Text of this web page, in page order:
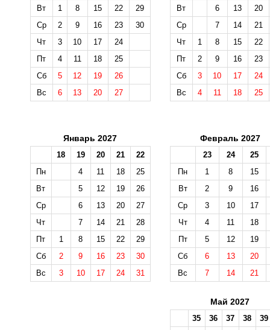
Вт
1 8 15 22
29
Ср
2 9 16 23
30
Чт
3 10 17
24
Пт
4 11 18
25
Сб
5 12 19
26
Вс
6 13 20 27
Вт
6 13
20
Ср
7 14
21
Чт
1 8 15
22
Пт
2 9 16
23
Сб
3 10 17
24
Вс
4 11 18 25
Январь 2027
18 19 20 21
22
Пн
4 11 18
25
Вт
5 12 19
26
Ср
6 13 20
27
Чт
7 14 21
28
Пт
1 8 15 22
29
Сб
2 9 16 23
30
Вс
3 10 17 24 31
Февраль 2027
23 24
25
Пн
1 8
15
Вт
2 9
16
Ср
3 10
17
Чт
4 11
18
Пт
5 12
19
Сб
6 13
20
Вс
7 14 21
Май 2027
35 36 37 38
39